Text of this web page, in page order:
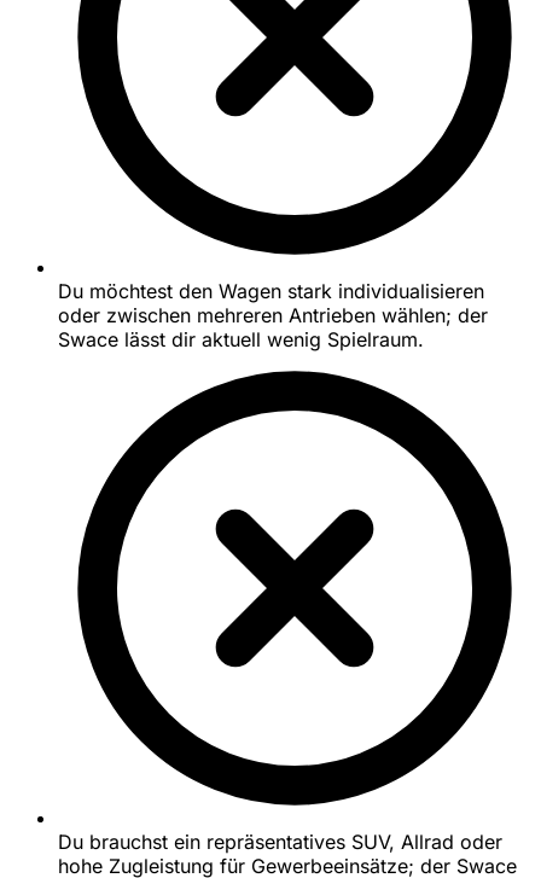
Du möchtest den Wagen stark individualisieren
oder zwischen mehreren Antrieben wählen; der
Swace lässt dir aktuell wenig Spielraum.
Du brauchst ein repräsentatives SUV, Allrad oder
hohe Zugleistung für Gewerbeeinsätze; der Swace